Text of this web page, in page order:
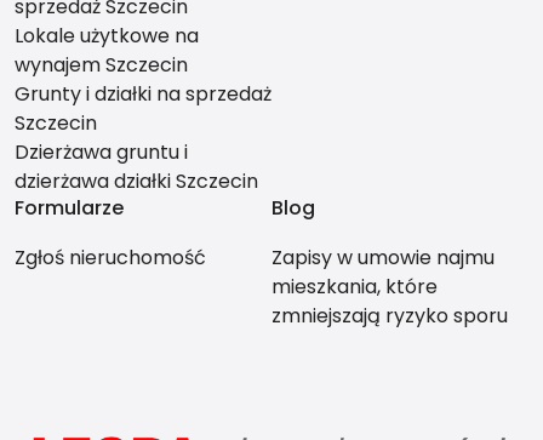
sprzedaż Szczecin
Lokale użytkowe na
wynajem Szczecin
Grunty i działki na sprzedaż
Szczecin
Dzierżawa gruntu i
dzierżawa działki Szczecin
Formularze
Zgłoś nieruchomość
Blog
Zapisy w umowie najmu
mieszkania, które
zmniejszają ryzyko sporu